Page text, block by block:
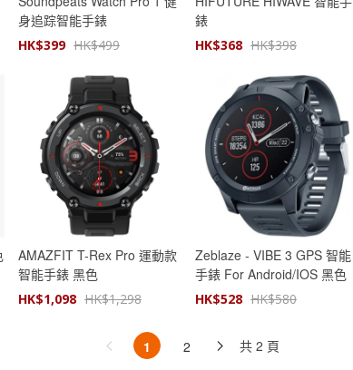
身追踪智能手錶
HK$399 HK$499
錶
HK$368 HK$398
AMAZFIT T-Rex Pro 運動款
智能手錶 黑色
HK$1,098 HK$1,298
Zeblaze - VIBE 3 GPS 智能
手錶 For Android/IOS 黑色
HK$528 HK$580
1 2 共 2 頁